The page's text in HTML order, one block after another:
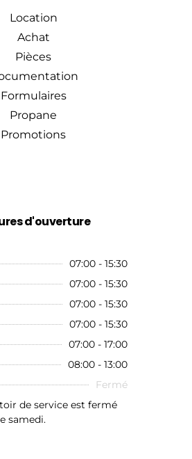
Location
Achat
Pièces
Formulaires
Propane
Promotions
d'ouverture
07:00 - 15:30
07:00 - 15:30
07:00 - 15:30
07:00 - 15:30
07:00 - 17:00
08:00 - 13:00
Fermé
de service est fermé
samedi.